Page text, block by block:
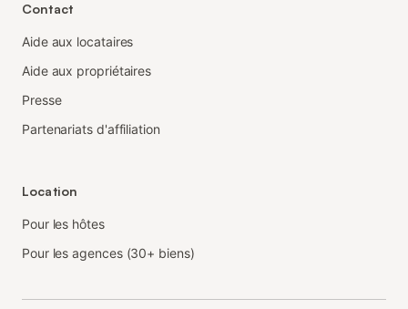
Contact
Aide aux locataires
Aide aux propriétaires
Presse
Partenariats d'affiliation
Location
Pour les hôtes
Pour les agences (30+ biens)